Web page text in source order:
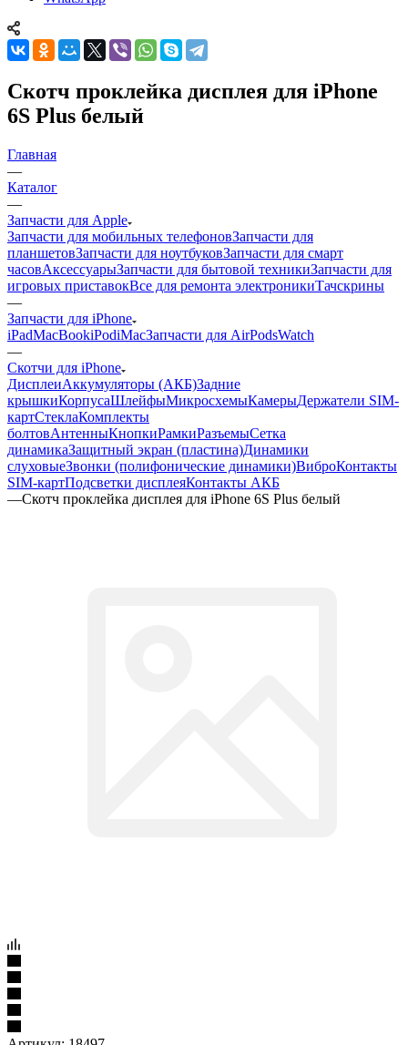
Скотч проклейка дисплея для iPhone
6S Plus белый
Главная
—
Каталог
Запчасти для Apple
планшетов
игровых приставок
—
Запчасти для iPhone
iPadMacBookiPodiMacЗапчасти для AirPodsWatch
—
Скотчи для iPhone
ДисплеиАккумуляторы (АКБ)
крышкиКорпусаШлейфыМикросхемыКамерыДержатели SIM-
болтовАнтенныКнопки
динамикаЗащитный экран (пластина)
слуховыеЗвонки (полифонические динамики)ВиброКонтакты
SIM-картПодсветки дисплея
Контакты АКБ
—Скотч проклейка дисплея для iPhone 6S Plus белый
Артикул:
Скотч проклейка дисплея для iPhone 6S Plus белый
Подробности